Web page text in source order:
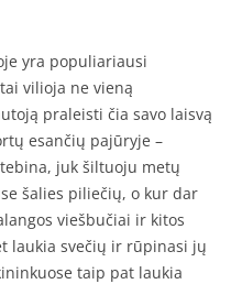
yra populiariausi
vilioja ne vieną
praleisti čia savo laisvą
esančių pajūryje –
juk šiltuoju metų
šalies piliečių, o kur dar
viešbučiai ir kitos
laukia svečių ir rūpinasi jų
taip pat laukia